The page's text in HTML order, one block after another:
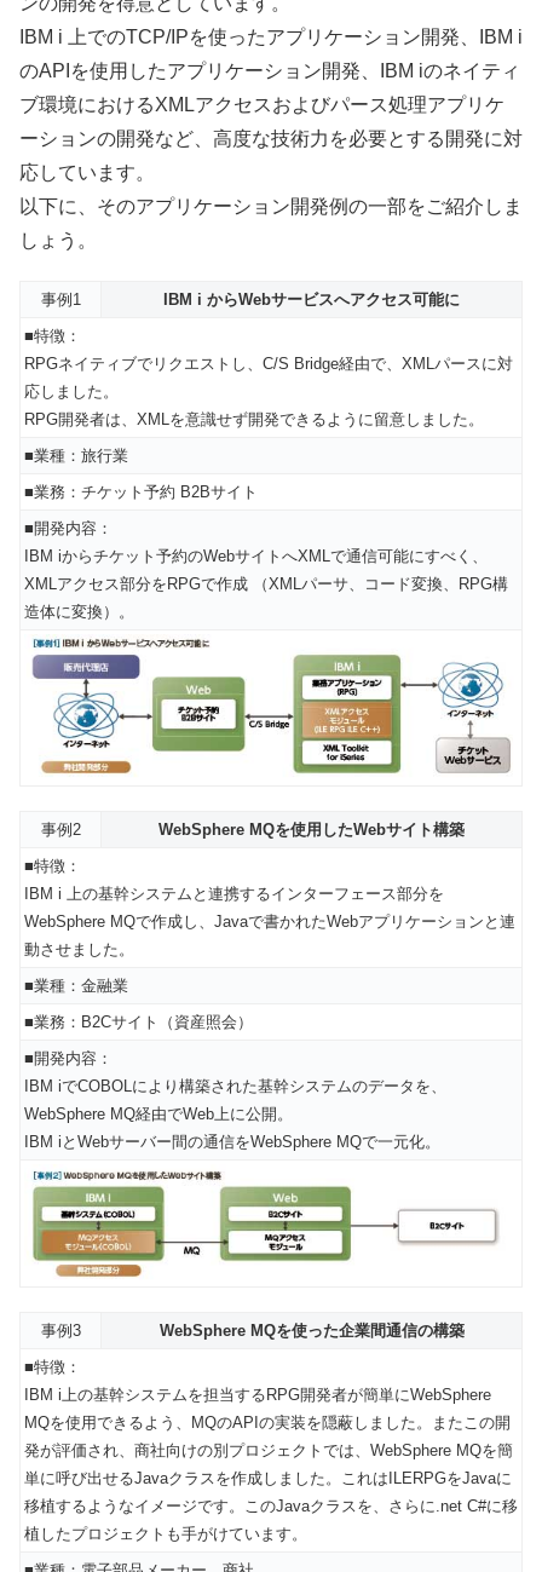
IBM i 上でのTCP/IPを使ったアプリケーション開発、IBM i
のAPIを使用したアプリケーション開発、IBM iのネイティ
ブ環境におけるXMLアクセスおよびパース処理アプリケ
ーションの開発など、高度な技術力を必要とする開発に対
応しています。
以下に、そのアプリケーション開発例の一部をご紹介しま
しょう。
事例1
IBM i からWebサービスへアクセス可能に
■特徴：
RPGネイティブでリクエストし、C/S Bridge経由で、XMLパースに対
応しました。
RPG開発者は、XMLを意識せず開発できるように留意しました。
■業種：旅行業
■業務：チケット予約 B2Bサイト
■開発内容：
IBM iからチケット予約のWebサイトへXMLで通信可能にすべく、
XMLアクセス部分をRPGで作成 （XMLパーサ、コード変換、RPG構
造体に変換）。
事例2
WebSphere MQを使用したWebサイト構築
■特徴：
IBM i 上の基幹システムと連携するインターフェース部分を
WebSphere MQで作成し、Javaで書かれたWebアプリケーションと連
動させました。
■業種：金融業
■業務：B2Cサイト（資産照会）
■開発内容：
IBM iでCOBOLにより構築された基幹システムのデータを、
WebSphere MQ経由でWeb上に公開。
IBM iとWebサーバー間の通信をWebSphere MQで一元化。
事例3
WebSphere MQを使った企業間通信の構築
■特徴：
IBM i上の基幹システムを担当するRPG開発者が簡単にWebSphere
MQを使用できるよう、MQのAPIの実装を隠蔽しました。またこの開
発が評価され、商社向けの別プロジェクトでは、WebSphere MQを簡
単に呼び出せるJavaクラスを作成しました。これはILERPGをJavaに
移植するようなイメージです。このJavaクラスを、さらに.net C#に移
植したプロジェクトも手がけています。